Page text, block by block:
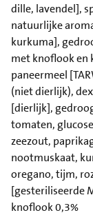
dille, lavendel],
natuurlijke
kurkuma],
met knoflook en
paneermeel
(niet dierlijk),
[dierlijk],
tomaten,
zeezout,
nootmuskaat,
oregano, tijm,
[gesteriliseerde
knoflook 0,3%